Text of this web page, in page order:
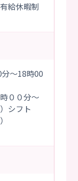
給休暇制
～18時00
分～
シフト